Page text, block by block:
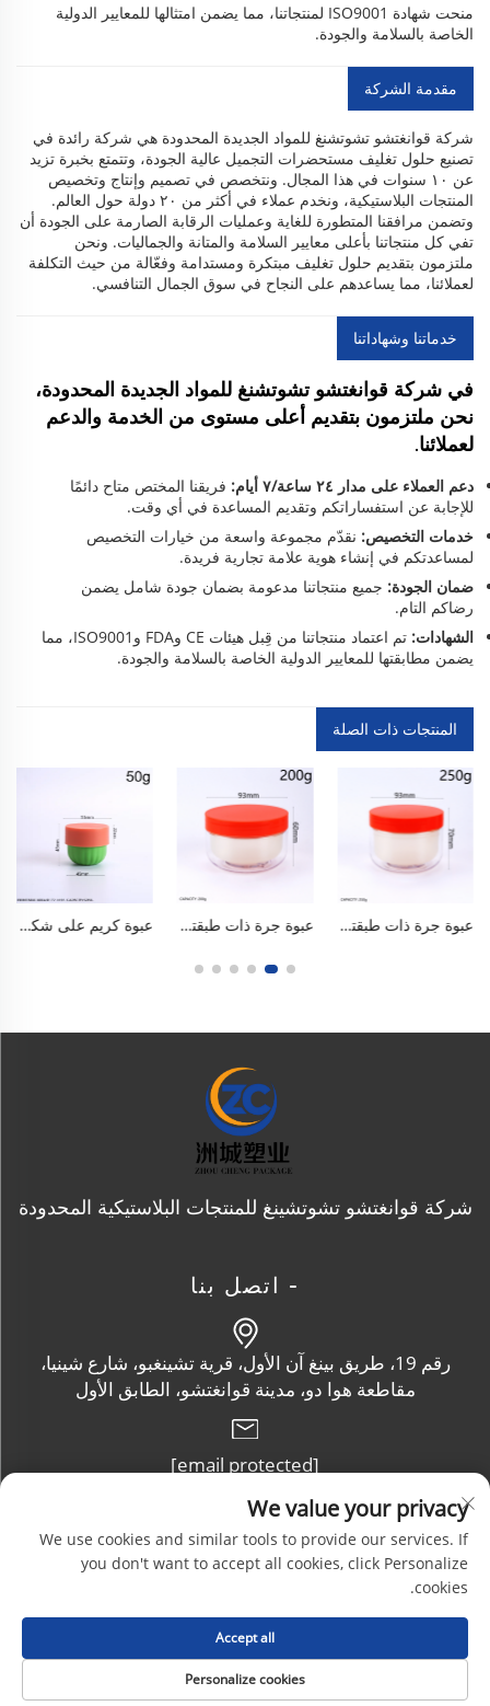
منحت شهادة ISO9001 لمنتجاتنا، مما يضمن امتثالها للمعايير الدولية
الخاصة بالسلامة والجودة.
مقدمة الشركة
شركة قوانغتشو تشوتشنغ للمواد الجديدة المحدودة هي شركة رائدة في
تصنيع حلول تغليف مستحضرات التجميل عالية الجودة، وتتمتع بخبرة تزيد
عن ١٠ سنوات في هذا المجال. ونتخصص في تصميم وإنتاج وتخصيص
المنتجات البلاستيكية، ونخدم عملاء في أكثر من ٢٠ دولة حول العالم.
وتضمن مرافقنا المتطورة للغاية وعمليات الرقابة الصارمة على الجودة أن
تفي كل منتجاتنا بأعلى معايير السلامة والمتانة والجماليات. ونحن
ملتزمون بتقديم حلول تغليف مبتكرة ومستدامة وفعّالة من حيث التكلفة
لعملائنا، مما يساعدهم على النجاح في سوق الجمال التنافسي.
خدماتنا وشهاداتنا
في شركة قوانغتشو تشوتشنغ للمواد الجديدة المحدودة،
نحن ملتزمون بتقديم أعلى مستوى من الخدمة والدعم
لعملائنا.
دعم العملاء على مدار ٢٤ ساعة/٧ أيام:
فريقنا المختص متاح دائمًا
للإجابة عن استفساراتكم وتقديم المساعدة في أي وقت.
خدمات التخصيص: نقدّم مجموعة واسعة من خيارات التخصيص
لمساعدتكم في إنشاء هوية علامة تجارية فريدة.
ضمان الجودة: جميع منتجاتنا مدعومة بضمان جودة شامل يضمن
رضاكم التام.
الشهادات:
تم اعتماد منتجاتنا من قِبل هيئات CE وFDA وISO9001، مما
يضمن مطابقتها للمعايير الدولية الخاصة بالسلامة والجودة.
المنتجات ذات الصلة
عبوة جرة ذات طبقتين سعة ٢٥٠ مل / ٨ أونصة مصنوعة من البولي إيثيلين تيريفثاليت (PET)، ذات فم عريض وقابلة للتعبئة الساخنة، ومزودة بطقم داخلي قابل للاستبدال. آمنة للاستخدام الغذائي وخالية من مادة البيسفينول أ (BPA)، ومحكمة الإغلاق ومنع التسرب ومضادة للأكسدة، ذات هيكل شفاف وغطاء لامع بلون واحد أو متعدد الألوان. متينة، ويمكن إعادة استخدامها بسهولة وتنظيفها بيسر، وتصلح للكريمات المرطبة للوجه واللوشن عبوة جرة ذات طبقتين سعة ٢٠٠ مل / ٧ أونصة مصنوعة من البولي إيثيلين تيريفثاليت (PET)، ذات فم عريض وقابلة للتعبئة الساخنة، ومزودة بطقم داخلي قابل للاستبدال. آمنة للاستخدام الغذائي وخالية من مادة البيسفينول أ (BPA)، ومحكمة الإغلاق ومنع التسرب ومضادة للأكسدة، ذات هيكل شفاف وغطاء لامع بلون واحد أو متعدد الألوان. متينة، ويمكن إعادة استخدامها بسهولة وتنظيفها بيسر، وتصلح للكريمات المرطبة للوجه واللوشن عبوة كريم على شكل قرعٍ بوزن ٥٠ غرامًا (١٫٧ أونصة) مصنوعة من البولي بروبيلين (PP)، ذات قاع دائري واسع وغطاء مُسنَّن، وعاء مُخطَّط محكم الإغلاق لتخزين مقشرات الجسم، وأقنعة الطين، وأقنعة الشعر، ومرطبات الوجه، مصنوعة من مواد آمنة للغذاء وخالية من البيسفينول أ (BPA)، ويمكن إعادة استخدامها في المنازل وصالونات التجميل
شركة قوانغتشو تشوتشينغ للمنتجات البلاستيكية المحدودة
- اتصل بنا
رقم 19، طريق بينغ آن الأول، قرية تشينغبو، شارع شينيا،
مقاطعة هوا دو، مدينة قوانغتشو، الطابق الأول
[email protected]
+86-13632102114
حقوق الطبع والنشر © شركة قوانغتشو تشوتشنغ للمنتجات البلاستيكية
المحدودة. جميع الحقوق محفوظة |
We value your privacy
We use cookies and similar tools to provide our services. If
you don't want to accept all cookies, click Personalize
cookies.
Personalize cookies
Accept all